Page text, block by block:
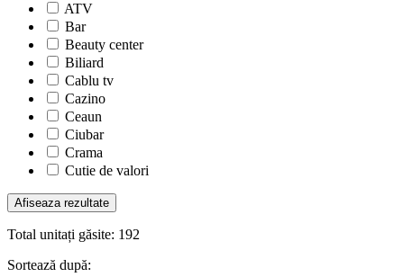
ATV
Bar
Beauty center
Biliard
Cablu tv
Cazino
Ceaun
Ciubar
Crama
Cutie de valori
Echitatie
Ferma proprie
Foisor in curte
Total unitați găsite: 192
Sortează după: